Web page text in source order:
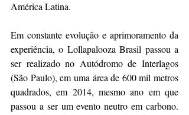
América Latina.
Em constante evolução e aprimoramento da
experiência, o Lollapalooza Brasil passou a
ser realizado no Autódromo de Interlagos
(São Paulo), em uma área de 600 mil metros
quadrados, em 2014, mesmo ano em que
passou a ser um evento neutro em carbono.